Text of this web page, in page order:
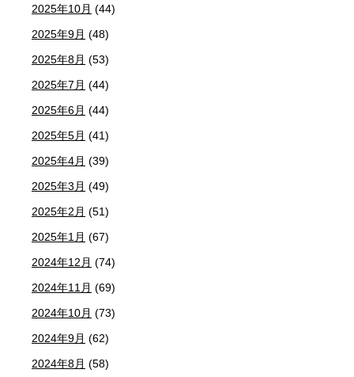
2025年10月 (44)
2025年9月 (48)
2025年8月 (53)
2025年7月 (44)
2025年6月 (44)
2025年5月 (41)
2025年4月 (39)
2025年3月 (49)
2025年2月 (51)
2025年1月 (67)
2024年12月 (74)
2024年11月 (69)
2024年10月 (73)
2024年9月 (62)
2024年8月 (58)